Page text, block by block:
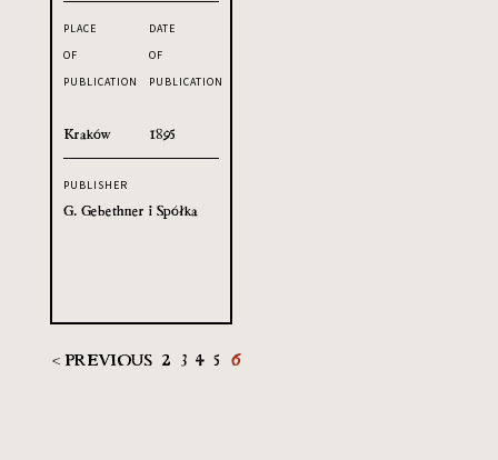
PLACE
OF
PUBLICATION
Kraków
DATE
OF
PUBLICATION
1895
PUBLISHER
G. Gebethner i Spółka
< PREVIOUS 2 3 4 5 6